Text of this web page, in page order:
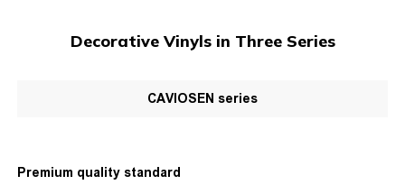
Decorative Vinyls in Three Series
CAVIOSEN series
Premium quality standard